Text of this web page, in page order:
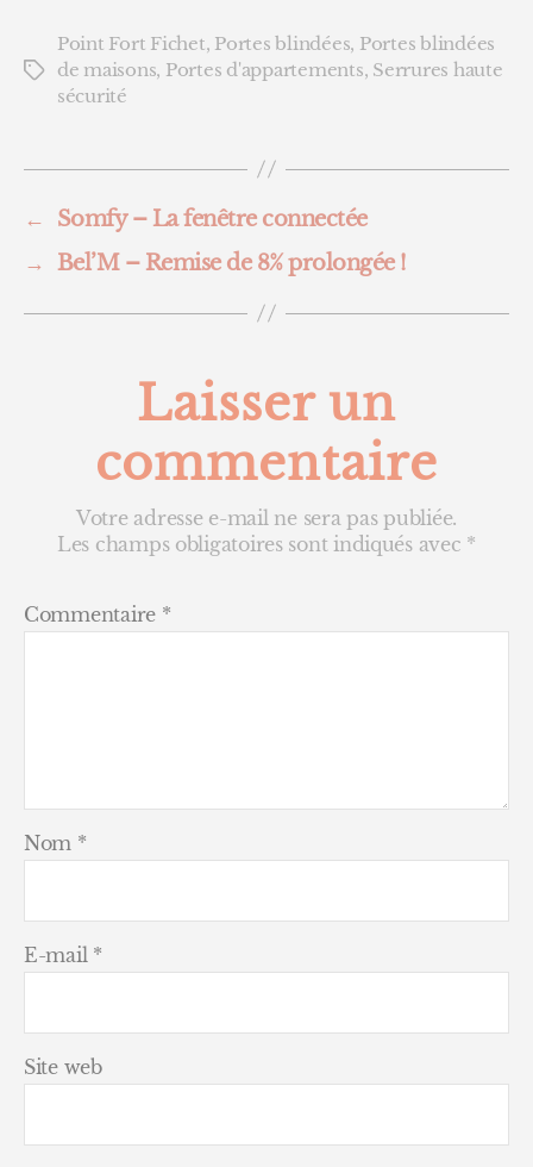
Étiquettes
Point Fort Fichet, Portes blindées, Portes blindées
de maisons, Portes d'appartements, Serrures haute
sécurité
←
Somfy – La fenêtre connectée
→
Bel’M – Remise de 8% prolongée !
Laisser un
commentaire
Votre adresse e-mail ne sera pas publiée.
Les champs obligatoires sont indiqués avec *
Commentaire *
Nom *
E-mail *
Site web